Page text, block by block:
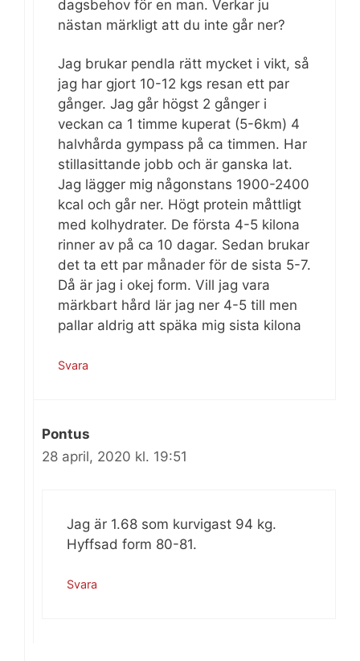
dagsbehov för en man. Verkar ju
nästan märkligt att du inte går ner?
Jag brukar pendla rätt mycket i vikt, så
jag har gjort 10-12 kgs resan ett par
gånger. Jag går högst 2 gånger i
veckan ca 1 timme kuperat (5-6km) 4
halvhårda gympass på ca timmen. Har
stillasittande jobb och är ganska lat.
Jag lägger mig någonstans 1900-2400
kcal och går ner. Högt protein måttligt
med kolhydrater. De första 4-5 kilona
rinner av på ca 10 dagar. Sedan brukar
det ta ett par månader för de sista 5-7.
Då är jag i okej form. Vill jag vara
märkbart hård lär jag ner 4-5 till men
pallar aldrig att späka mig sista kilona
Svara
Pontus
28 april, 2020 kl. 19:51
Jag är 1.68 som kurvigast 94 kg.
Hyffsad form 80-81.
Svara